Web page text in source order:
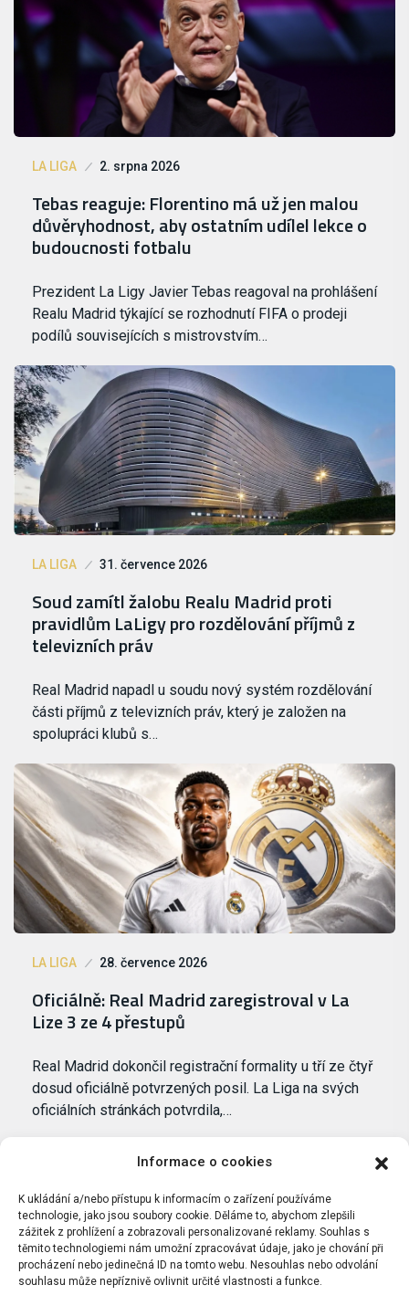
Informace o cookies
K ukládání a/nebo přístupu k informacím o zařízení používáme
technologie, jako jsou soubory cookie. Děláme to, abychom zlepšili
zážitek z prohlížení a zobrazovali personalizované reklamy. Souhlas s
těmito technologiemi nám umožní zpracovávat údaje, jako je chování při
procházení nebo jedinečná ID na tomto webu. Nesouhlas nebo odvolání
souhlasu může nepříznivě ovlivnit určité vlastnosti a funkce.
LA LIGA 2. srpna 2026
Tebas reaguje: Florentino má už jen malou
důvěryhodnost, aby ostatním udílel lekce o
budoucnosti fotbalu
Prezident La Ligy Javier Tebas reagoval na prohlášení
Realu Madrid týkající se rozhodnutí FIFA o prodeji
podílů souvisejících s mistrovstvím…
LA LIGA 31. července 2026
Soud zamítl žalobu Realu Madrid proti
pravidlům LaLigy pro rozdělování příjmů z
televizních práv
Real Madrid napadl u soudu nový systém rozdělování
části příjmů z televizních práv, který je založen na
spolupráci klubů s…
LA LIGA 28. července 2026
Oficiálně: Real Madrid zaregistroval v La
Lize 3 ze 4 přestupů
Real Madrid dokončil registrační formality u tří ze čtyř
dosud oficiálně potvrzených posil. La Liga na svých
oficiálních stránkách potvrdila,…